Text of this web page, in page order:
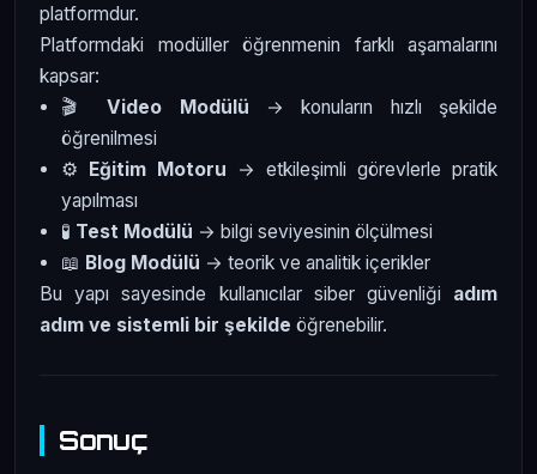
platformdur.
Platformdaki modüller öğrenmenin farklı aşamalarını
kapsar:
🎬Video Modülü → konuların hızlı şekilde
öğrenilmesi
⚙️ Eğitim Motoru → etkileşimli görevlerle pratik
yapılması
🧪 Test Modülü → bilgi seviyesinin ölçülmesi
📖 Blog Modülü → teorik ve analitik içerikler
Bu yapı sayesinde kullanıcılar siber güvenliği adım
adım ve sistemli bir şekilde öğrenebilir.
Sonuç